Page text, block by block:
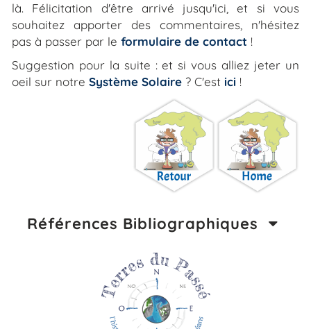
là. Félicitation d'être arrivé jusqu'ici, et si vous
souhaitez apporter des commentaires, n'hésitez
pas à passer par le formulaire de contact !
Suggestion pour la suite : et si vous alliez jeter un
oeil sur notre Système Solaire ? C'est ici !
Références Bibliographiques